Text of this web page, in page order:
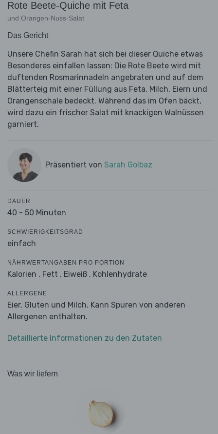
Rote Beete-Quiche mit Feta
und Orangen-Nuss-Salat
Das Gericht
Unsere Chefin Sarah hat sich bei dieser Quiche etwas
Besonderes einfallen lassen: Die Rote Beete wird mit
duftenden Rosmarinnadeln angebraten und auf dem
Blätterteig mit einer Füllung aus Feta, Milch, Eiern und
Orangenschale bedeckt. Während das im Ofen bäckt,
wird dazu ein frischer Salat mit knackigen Walnüssen
garniert.
Präsentiert von Sarah Golbaz
DAUER
40 - 50 Minuten
SCHWIERIGKEITSGRAD
einfach
NÄHRWERTANGABEN PRO PORTION
Kalorien , Fett , Eiweiß , Kohlenhydrate
ALLERGENE
Eier, Gluten und Milch. Kann Spuren von anderen
Allergenen enthalten.
Detaillierte Informationen zu den Zutaten
Was wir liefern